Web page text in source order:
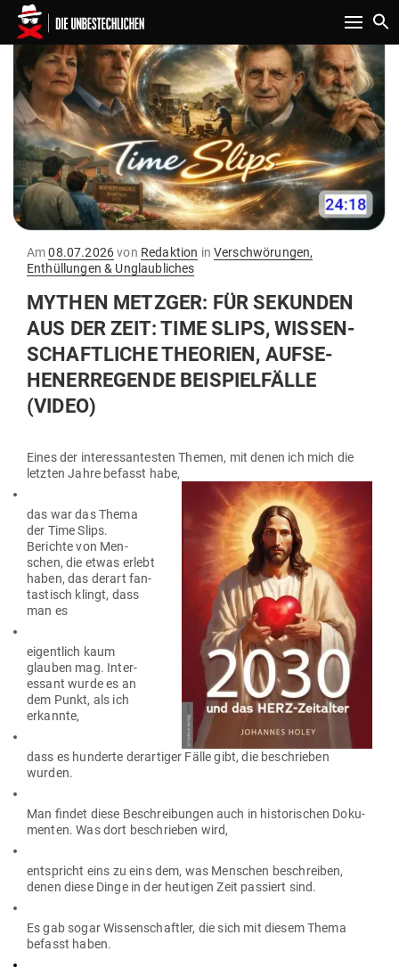
Toggle
AmGepostet
am
08.07.2026von Redaktion in Verschwörungen,
Enthüllungen & Unglaubliches
MYTHEN METZGER: FÜR SEKUNDEN
AUS DER ZEIT: TIME SLIPS, WIS­SEN­
SCHAFT­LICHE THEORIEN, AUF­SE­
HEN­ER­RE­GENDE BEI­SPIEL­FÄLLE
(VIDEO)
Eines der inter­es­san­testen Themen, mit denen ich mich die
letzten Jahre befasst habe,
das war das Thema
der Time Slips.
Berichte von Men­
schen, die etwas erlebt
haben, das derart fan­
tas­tisch klingt, dass
man es
eigentlich kaum
glauben mag. Inter­
essant wurde es an
dem Punkt, als ich
erkannte,
dass es hun­derte der­ar­tiger Fälle gibt, die beschrieben
wurden.
Man findet diese Beschrei­bungen auch in his­to­ri­schen Doku­
menten. Was dort beschrieben wird,
ent­spricht eins zu eins dem, was Men­schen beschreiben,
denen diese Dinge in der heu­tigen Zeit pas­siert sind.
Es gab sogar Wis­sen­schaftler, die sich mit diesem Thema
befasst haben.